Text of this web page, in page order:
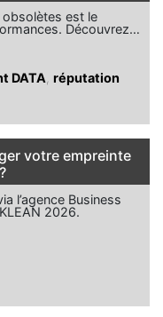
est le
Découvrez…
DATA réputation
votre empreinte
l’agence Business
2026.